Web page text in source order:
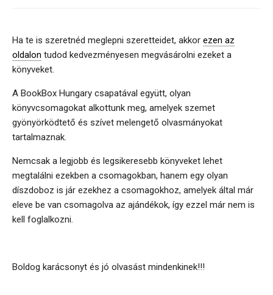
Ha te is szeretnéd meglepni szeretteidet, akkor ezen az
oldalon tudod kedvezményesen megvásárolni ezeket a
könyveket.
A BookBox Hungary csapatával együtt, olyan
könyvcsomagokat alkottunk meg, amelyek szemet
gyönyörködtető és szívet melengető olvasmányokat
tartalmaznak.
Nemcsak a legjobb és legsikeresebb könyveket lehet
megtalálni ezekben a csomagokban, hanem egy olyan
díszdoboz is jár ezekhez a csomagokhoz, amelyek által már
eleve be van csomagolva az ajándékok, így ezzel már nem is
kell foglalkozni.
Boldog karácsonyt és jó olvasást mindenkinek!!!